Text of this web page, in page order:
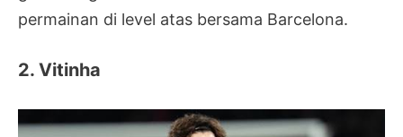
permainan di level atas bersama Barcelona.
2. Vitinha